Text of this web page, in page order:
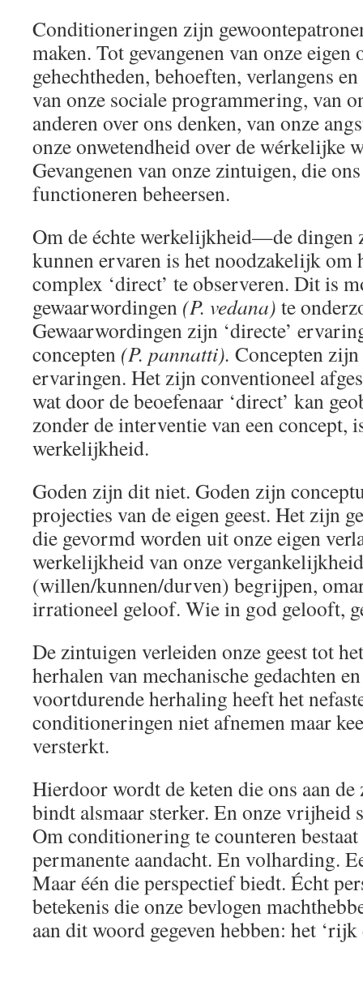
Conditioneringen zijn
maken. Tot gevangenen van onze
gehechtheden, behoeften, verlangens
van onze sociale programmering, van
anderen over ons denken, van onze
onze onwetendheid over de wérkelijke
Gevangenen van onze zintuigen, die
functioneren beheersen.
Om de échte werkelijkheid—de
kunnen ervaren is het noodzakelijk om
complex ‘direct’ te observeren. Dit is
gewaarwordingen (P. vedana) te
Gewaarwordingen zijn ‘directe’
concepten (P. pannatti). Concepten
ervaringen. Het zijn conventioneel
wat door de beoefenaar ‘direct’ kan
zonder de interventie van een concept,
werkelijkheid.
Goden zijn dit niet. Goden zijn
projecties van de eigen geest. Het zijn
die gevormd worden uit onze eigen
werkelijkheid van onze
(willen/kunnen/durven) begrijpen,
irrationeel geloof. Wie in god gelooft,
De zintuigen verleiden onze geest tot
herhalen van mechanische gedachten
voortdurende herhaling heeft het
conditioneringen niet afnemen maar
versterkt.
Hierdoor wordt de keten die ons aan
bindt alsmaar sterker. En onze vrijheid
Om conditionering te counteren
permanente aandacht. En volharding.
Maar één die perspectief biedt. Écht
betekenis die onze bevlogen
aan dit woord gegeven hebben: het